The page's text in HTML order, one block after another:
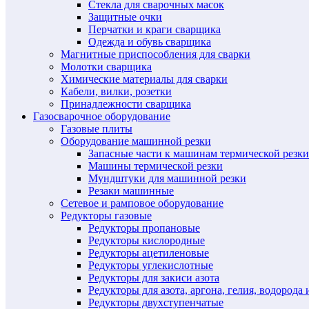
Стекла для сварочных масок
Защитные очки
Перчатки и краги сварщика
Одежда и обувь сварщика
Магнитные приспособления для сварки
Молотки сварщика
Химические материалы для сварки
Кабели, вилки, розетки
Принадлежности сварщика
Газосварочное оборудование
Газовые плиты
Оборудование машинной резки
Запасные части к машинам термической резки
Машины термической резки
Мундштуки для машинной резки
Резаки машинные
Сетевое и рамповое оборудование
Редукторы газовые
Редукторы пропановые
Редукторы кислородные
Редукторы ацетиленовые
Редукторы углекислотные
Редукторы для закиси азота
Редукторы для азота, аргона, гелия, водорода
Редукторы двухступенчатые